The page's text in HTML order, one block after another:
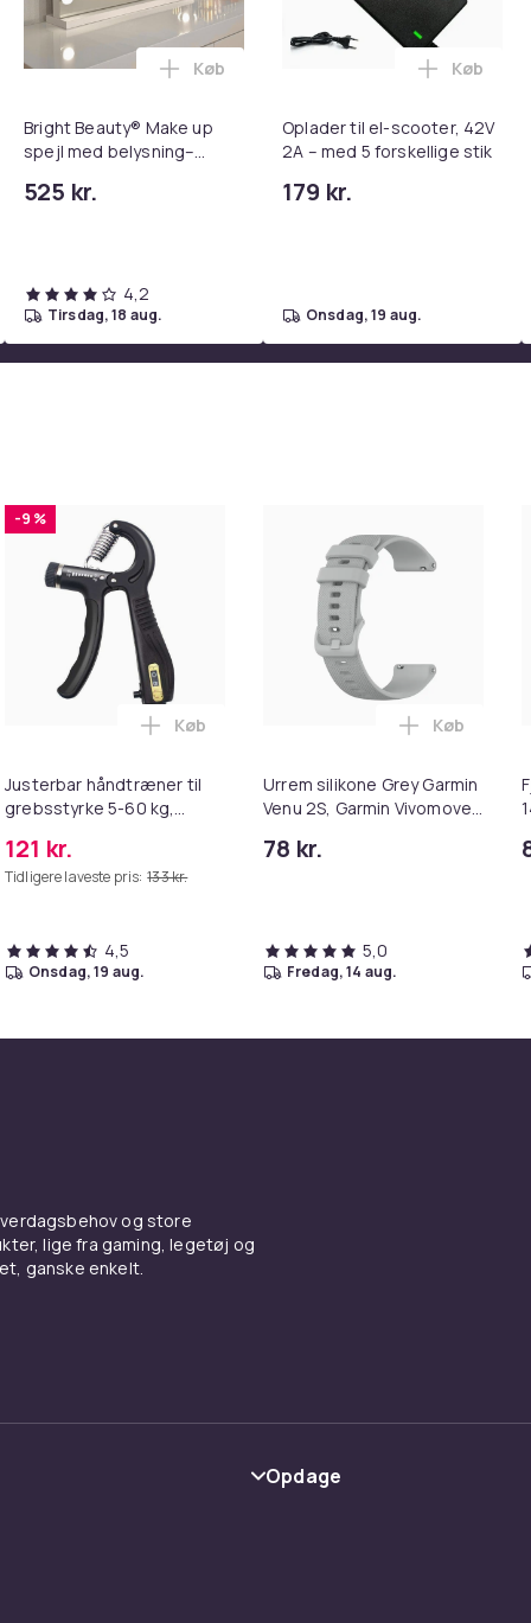
- Mave- og coretræning, yoga og
Beauty Vanity Namira - make up spejl med belysning -
Bright Beauty® Make up
spejl med belysning–
cm – 15 LED-lys – 3
525 kr.
Læg Bright Beauty® Make up spejl med
Køb
4,2
tirsdag, 18 aug.
Oplader til el-scooter, 42V
2A – med 5 forskellige stik
179 kr.
Læg
Køb
onsdag, 19 aug.
til Garmin Forerunner 245 Silikone Black 20 mm i kurven
-9 %
Justerbar håndtræner til
grebsstyrke 5-60 kg,
121 kr.
Tidligere laveste pris: 133 kr.
Læg Justerbar håndtræner til
Køb
4,5
onsdag, 19 aug.
Urrem silikone Grey Garmin
Venu 2S, Garmin Vivomove
Vivoactive 4S, Garmin
mm
78 kr.
Læg Urrem
Køb
5,0
fredag, 14 aug.
og store
lige fra gaming, legetøj og
ganske enkelt.
Opdage